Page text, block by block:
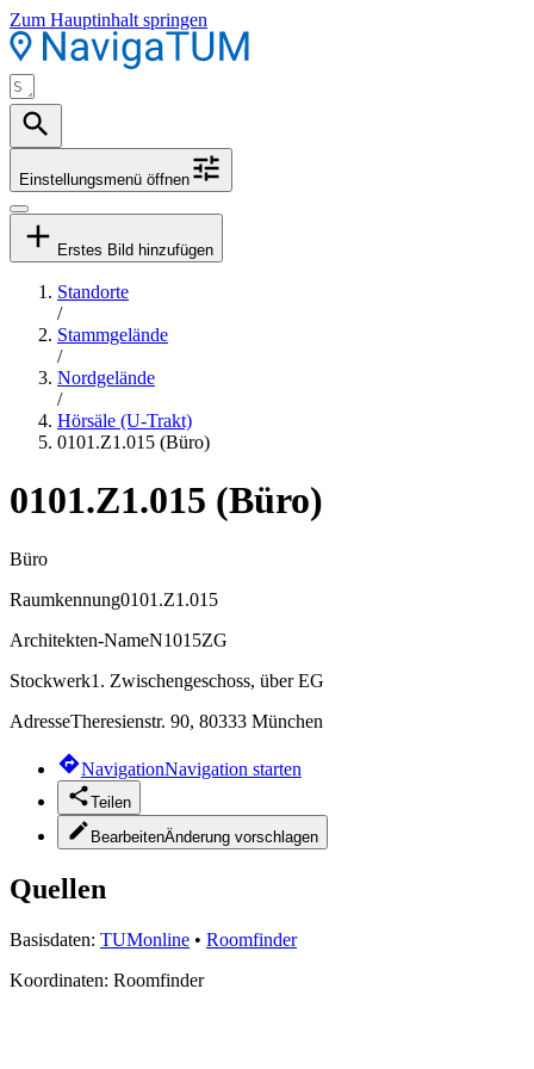
Zum Hauptinhalt springen
Einstellungsmenü öffnen
Erstes Bild hinzufügen
Standorte
/
Stammgelände
/
Nordgelände
/
Hörsäle (U-Trakt)
0101.Z1.015 (Büro)
0101.Z1.015 (Büro)
Büro
Raumkennung0101.Z1.015
Architekten-NameN1015ZG
Stockwerk1. Zwischengeschoss, über EG
AdresseTheresienstr. 90, 80333 München
NavigationNavigation starten
Teilen
BearbeitenÄnderung vorschlagen
Quellen
Basisdaten: TUMonline • Roomfinder
Koordinaten: Roomfinder